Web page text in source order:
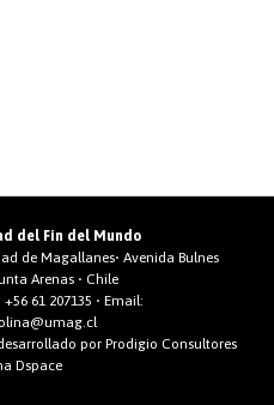
del Fin del Mundo
de Magallanes• Avenida Bulnes
Arenas • Chile
+56 61 207135 • Email:
por Prodigio Consultores
Dspace